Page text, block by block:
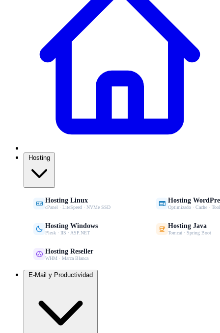
Hosting
 Hosting Linux
cPanel · LiteSpeed · NVMe SSD  Hosting
Optimizado · Cache ·
 Hosting Windows
Plesk · IIS · ASP.NET  Hosting Java
Tomcat · Spring Boot
 Hosting Reseller
WHM · Marca Blanca
E-Mail y Productividad